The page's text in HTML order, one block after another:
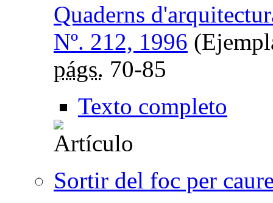
Quaderns
Nº. 212, 1996
págs. 70-85
Texto completo
Sortir del foc per